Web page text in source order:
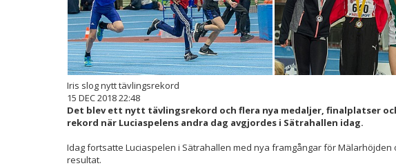
Iris slog nytt tävlingsrekord
15 DEC 2018 22:48
Det blev ett nytt tävlingsrekord och flera nya medaljer, finalplatser
rekord när Luciaspelens andra dag avgjordes i Sätrahallen idag.
Idag fortsatte Luciaspelen i Sätrahallen med nya framgångar för Mälarhöjden
resultat.